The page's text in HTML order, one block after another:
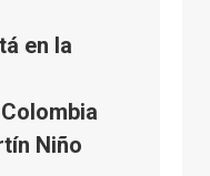
en la
Niño